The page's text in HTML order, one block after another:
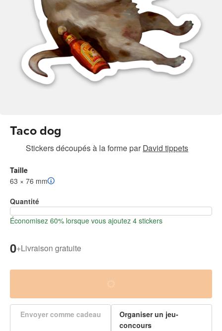
Taco dog
Stickers découpés à la forme par David tippets
Taille
63 × 76 mm
Quantité
Économisez 60% lorsque vous ajoutez 4 stickers
0+Livraison gratuite
Envoyer comme cadeau
Organiser un jeu-
concours